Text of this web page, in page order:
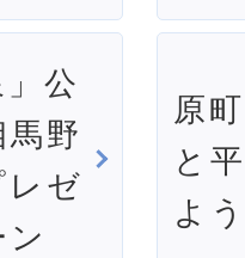
公
野
ゼ
原
と
よ